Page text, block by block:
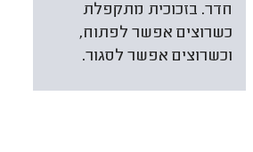
חדר. בזכוכית מתקפלת
כשרוצים אפשר לפתוח,
וכשרוצים אפשר לסגור.